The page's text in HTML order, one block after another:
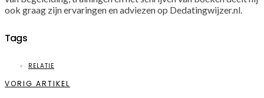
ook graag zijn ervaringen en adviezen op Dedatingwijzer.nl.
Tags
RELATIE
VORIG ARTIKEL